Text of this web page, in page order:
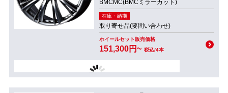
BMCMC(BMCミラーカット)
在庫・納期
取り寄せ品(要問い合わせ)
ホイールセット販売価格
151,300円~ 税込/4本